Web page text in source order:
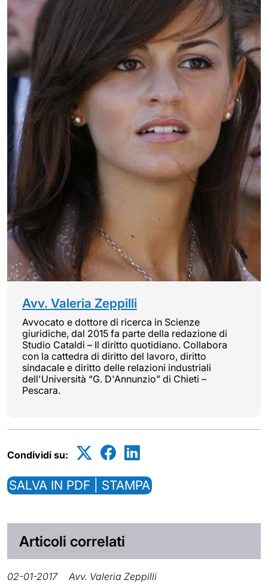
Avv. Valeria Zeppilli
Avvocato e dottore di ricerca in Scienze
giuridiche, dal 2015 fa parte della redazione di
Studio Cataldi – Il diritto quotidiano. Collabora
con la cattedra di diritto del lavoro, diritto
sindacale e diritto delle relazioni industriali
dell'Università “G. D'Annunzio” di Chieti –
Pescara.
Condividi su:
SALVA IN PDF | STAMPA
Articoli correlati
02-01-2017 Avv. Valeria Zeppilli